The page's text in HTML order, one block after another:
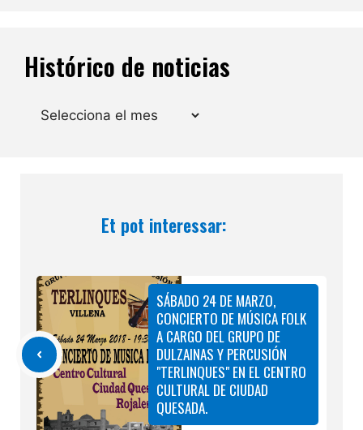
Histórico de noticias
Arxius
Et pot interessar:
SÁBADO 24 DE MARZO,
CONCIERTO DE MÚSICA FOLK
A CARGO DEL GRUPO DE
DULZAINAS Y PERCUSIÓN
"TERLINQUES" EN EL CENTRO
CULTURAL DE CIUDAD
QUESADA.